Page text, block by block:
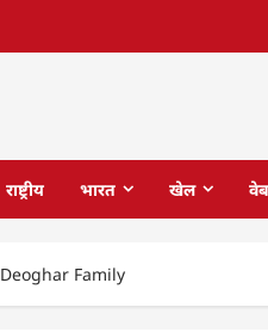
राष्ट्रीय भारत खेल वेब
Deoghar Family